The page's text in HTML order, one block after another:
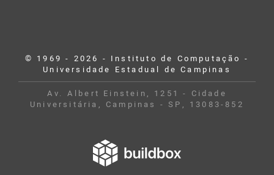
© 1969 - 2026 - Instituto de Computação -
Universidade Estadual de Campinas
Av. Albert Einstein, 1251 - Cidade
Universitária, Campinas - SP, 13083-852